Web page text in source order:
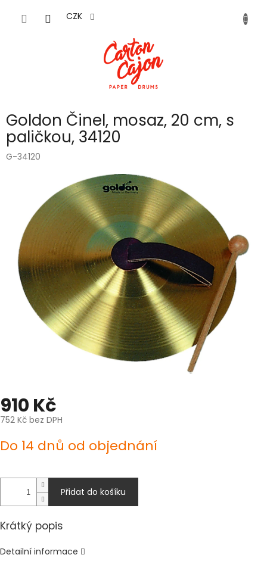
CZK
Goldon Činel, mosaz, 20 cm, s
paličkou, 34120
G-34120
910 Kč
752 Kč bez DPH
cena:
Do 14 dnů od objednání
Přidat do košíku
Krátký popis
Detailní informace